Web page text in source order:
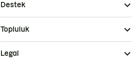
Destek
Topluluk
Legal